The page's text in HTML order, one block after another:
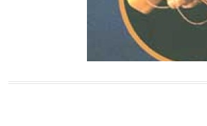
وهو أحمر أو شديد الحمرة وهو
بكبر الحجم ويسمى الش